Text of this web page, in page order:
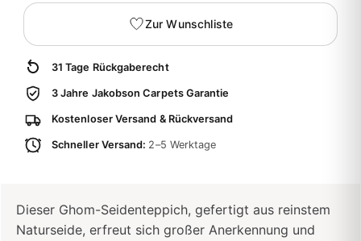
Zur Wunschliste
31 Tage Rückgaberecht
3 Jahre Jakobson Carpets Garantie
Kostenloser Versand & Rückversand
Schneller Versand: 2–5 Werktage
Dieser Ghom-Seidenteppich, gefertigt aus reinstem
Naturseide, erfreut sich großer Anerkennung und